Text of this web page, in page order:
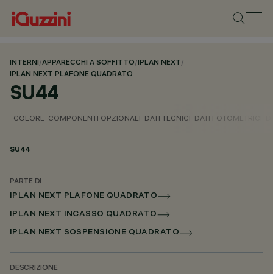
INTERNI/APPARECCHI A SOFFITTO/IPLAN NEXT/
IPLAN NEXT PLAFONE QUADRATO
SU44
COLORE COMPONENTI OPZIONALI DATI TECNICI DATI FOTOMETRICI
SU44
PARTE DI
IPLAN NEXT PLAFONE QUADRATO
IPLAN NEXT INCASSO QUADRATO
IPLAN NEXT SOSPENSIONE QUADRATO
DESCRIZIONE